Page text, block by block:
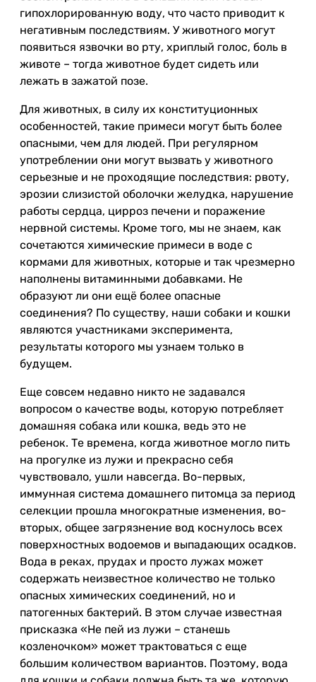
гипохлорированную воду, что часто приводит к
негативным последствиям. У животного могут
появиться язвочки во рту, хриплый голос, боль в
животе – тогда животное будет сидеть или
лежать в зажатой позе.
Для животных, в силу их конституционных
особенностей, такие примеси могут быть более
опасными, чем для людей. При регулярном
употреблении они могут вызвать у животного
серьезные и не проходящие последствия: рвоту,
эрозии слизистой оболочки желудка, нарушение
работы сердца, цирроз печени и поражение
нервной системы. Кроме того, мы не знаем, как
сочетаются химические примеси в воде с
кормами для животных, которые и так чрезмерно
наполнены витаминными добавками. Не
образуют ли они ещё более опасные
соединения? По существу, наши собаки и кошки
являются участниками эксперимента,
результаты которого мы узнаем только в
будущем.
Еще совсем недавно никто не задавался
вопросом о качестве воды, которую потребляет
домашняя собака или кошка, ведь это не
ребенок. Те времена, когда животное могло пить
на прогулке из лужи и прекрасно себя
чувствовало, ушли навсегда. Во-первых,
иммунная система домашнего питомца за период
селекции прошла многократные изменения, во-
вторых, общее загрязнение вод коснулось всех
поверхностных водоемов и выпадающих осадков.
Вода в реках, прудах и просто лужах может
содержать неизвестное количество не только
опасных химических соединений, но и
патогенных бактерий. В этом случае известная
присказка «Не пей из лужи – станешь
козленочком» может трактоваться с еще
большим количеством вариантов. Поэтому, вода